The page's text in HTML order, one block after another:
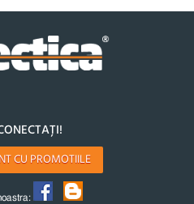
CU PROMOTIILE